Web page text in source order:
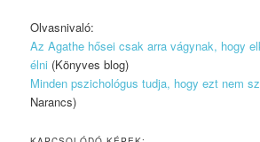
Olvasnivaló:
Az Agathe hősei csak arra vágynak, hogy
élni (Könyves blog)
Minden pszichológus tudja, hogy ezt nem
Narancs)